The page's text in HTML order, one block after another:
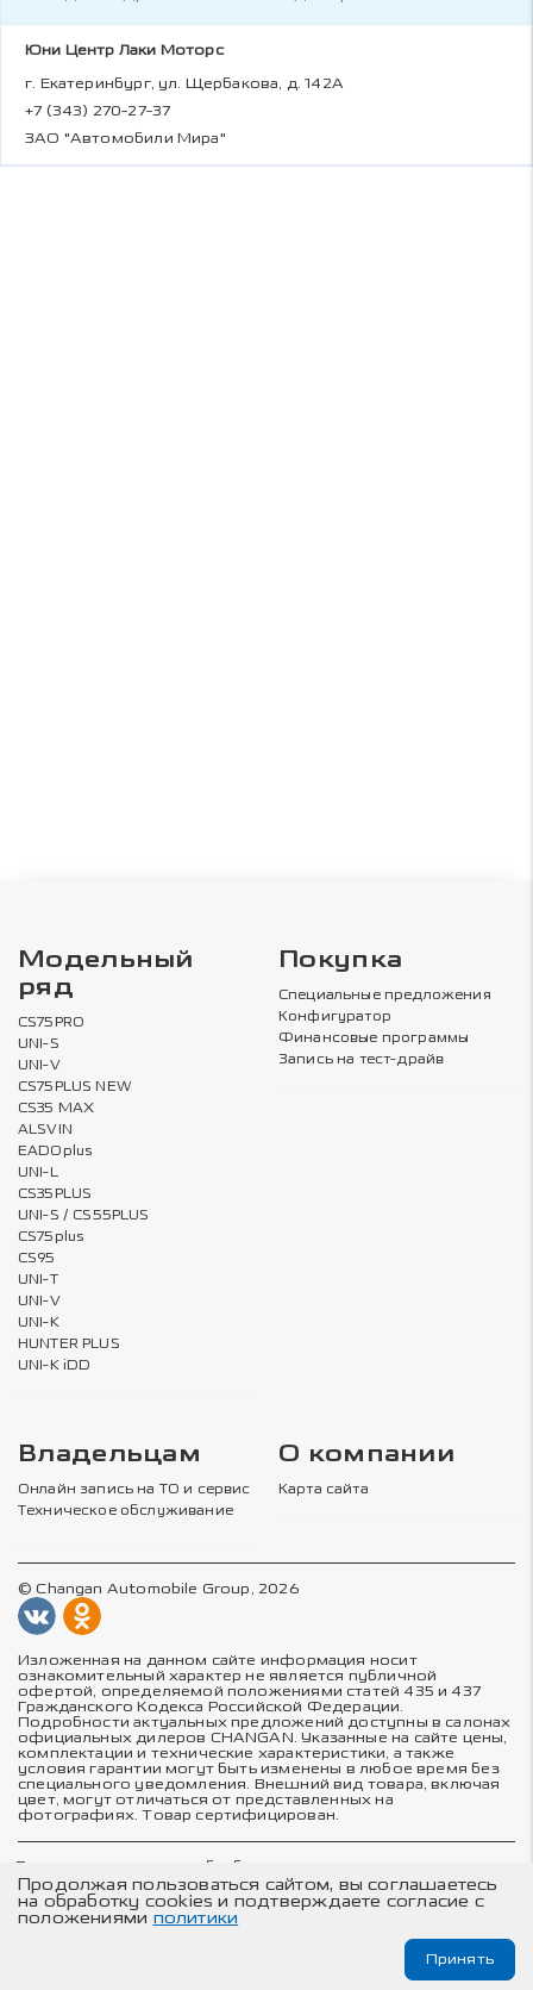
Юни Центр Лаки Моторс
г. Екатеринбург, ул. Щербакова, д. 142А
+7 (343) 270-27-37
ЗАО "Автомобили Мира"
Модельный
ряд
CS75PRO
UNI-S
UNI-V
CS75PLUS NEW
CS35 MAX
ALSVIN
EADOplus
UNI-L
CS35PLUS
UNI-S / CS55PLUS
CS75plus
CS95
UNI-T
UNI-V
UNI-K
HUNTER PLUS
UNI-K iDD
Покупка
Специальные предложения
Конфигуратор
Финансовые программы
Запись на тест-драйв
Владельцам
Онлайн запись на ТО и сервис
Техническое обслуживание
О компании
Карта сайта
© Changan Automobile Group, 2026
Изложенная на данном сайте информация носит
ознакомительный характер не является публичной
офертой, определяемой положениями статей 435 и 437
Гражданского Кодекса Российской Федерации.
Подробности актуальных предложений доступны в салонах
официальных дилеров CHANGAN. Указанные на сайте цены,
комплектации и технические характеристики, а также
условия гарантии могут быть изменены в любое время без
специального уведомления. Внешний вид товара, включая
цвет, могут отличаться от представленных на
фотографиях. Товар сертифицирован.
Политика в отношении обработки персональных данных
Политика конфиденциальности
Согласие на обработку персональных данных
Соглашение об использовании cookie-файлов
Продолжая пользоваться сайтом, вы соглашаетесь
на обработку cookies и подтверждаете согласие с
положениями политики
Принять